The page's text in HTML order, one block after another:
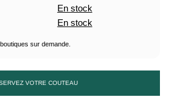
En stock
En stock
sur demande.
VOTRE COUTEAU